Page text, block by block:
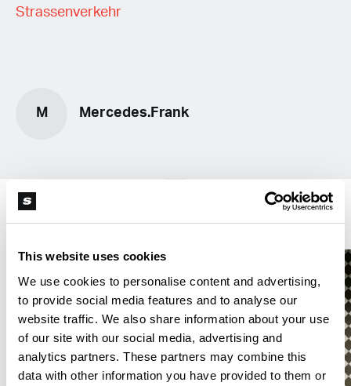
This website uses cookies
We use cookies to personalise content and advertising,
to provide social media features and to analyse our
website traffic. We also share information about your use
of our site with our social media, advertising and
analytics partners. These partners may combine this
data with other information you have provided to them or
Strassenverkehr
M Mercedes.Frank
Bestimmungen